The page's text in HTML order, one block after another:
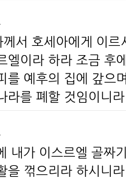
서 호세아에게 이르
엘이라 하라 조금 후
를 예후의 집에 갚으
라를 폐할 것임이니라
내가 이스르엘 골짜
을 꺾으리라 하시니라